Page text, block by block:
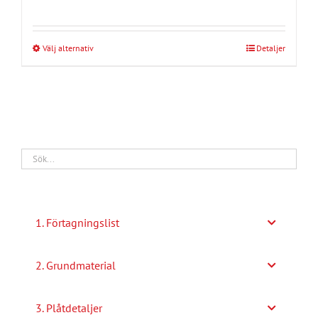
Välj alternativDen
varianter.
De
kan
på
Detaljer
1. Förtagningslist
2. Grundmaterial
3. Plåtdetaljer